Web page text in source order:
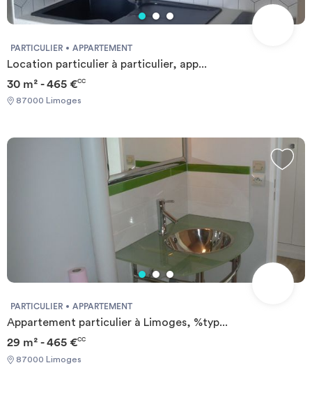
PARTICULIER APPARTEMENT
Location particulier à particulier, app...
30 m² - 465 €CC
87000 Limoges
PARTICULIER APPARTEMENT
Appartement particulier à Limoges, %typ...
29 m² - 465 €CC
87000 Limoges